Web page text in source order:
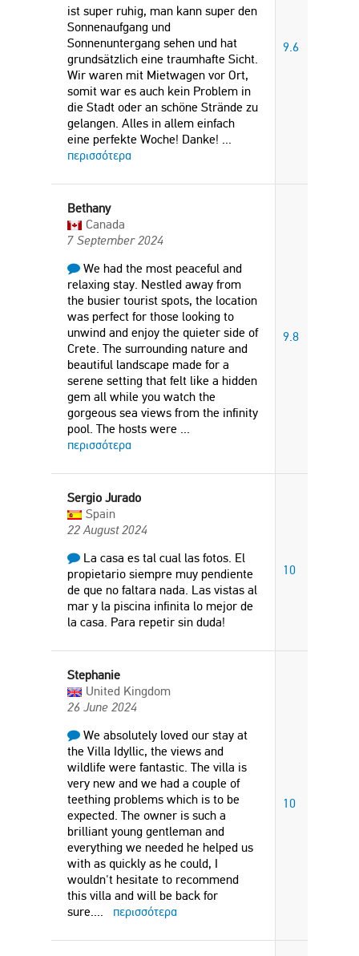
ist super ruhig, man kann super den
Sonnenaufgang und
Sonnenuntergang sehen und hat
grundsätzlich eine traumhafte Sicht.
Wir waren mit Mietwagen vor Ort,
somit war es auch kein Problem in
die Stadt oder an schöne Strände zu
gelangen. Alles in allem einfach
eine perfekte Woche! Danke! ...
περισσότερα
9.6
Bethany
Canada
7 September 2024
We had the most peaceful and
relaxing stay. Nestled away from
the busier tourist spots, the location
was perfect for those looking to
unwind and enjoy the quieter side of
Crete. The surrounding nature and
beautiful landscape made for a
serene setting that felt like a hidden
gem all while you watch the
gorgeous sea views from the infinity
pool. The hosts were ...
περισσότερα
9.8
Sergio Jurado
Spain
22 August 2024
La casa es tal cual las fotos. El
propietario siempre muy pendiente
de que no faltara nada. Las vistas al
mar y la piscina infinita lo mejor de
la casa. Para repetir sin duda!
10
Stephanie
United Kingdom
26 June 2024
We absolutely loved our stay at
the Villa Idyllic, the views and
wildlife were fantastic. The villa is
very new and we had a couple of
teething problems which is to be
expected. The owner is such a
brilliant young gentleman and
everything we needed he helped us
with as quickly as he could, I
wouldn't hesitate to recommend
this villa and will be back for
sure.... περισσότερα
10